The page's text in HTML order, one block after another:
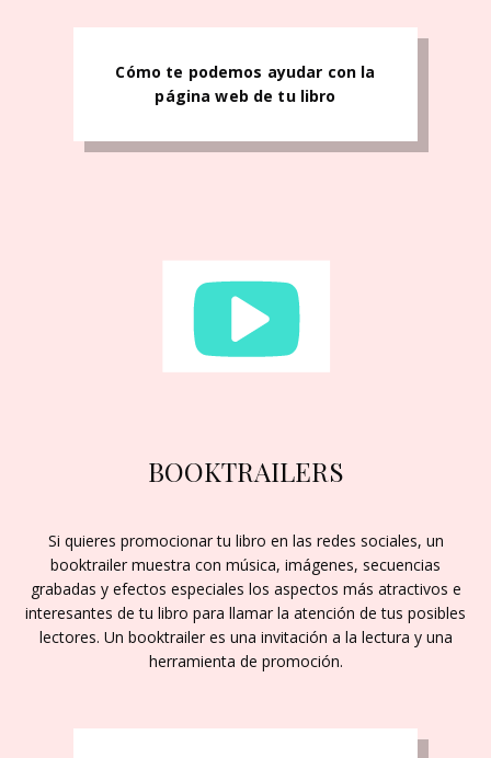
Cómo te podemos ayudar con la
página web de tu libro
BOOKTRAILERS
Si quieres promocionar tu libro en las redes sociales, un
booktrailer muestra con música, imágenes, secuencias
grabadas y efectos especiales los aspectos más atractivos e
interesantes de tu libro para llamar la atención de tus posibles
lectores. Un booktrailer es una invitación a la lectura y una
herramienta de promoción.